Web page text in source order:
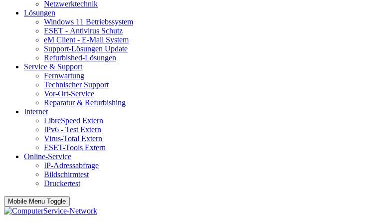
Netzwerktechnik
Lösungen
Windows 11 Betriebssystem
ESET - Antivirus Schutz
eM Client - E-Mail System
Support-Lösungen Update
Refurbished-Lösungen
Service & Support
Fernwartung
Technischer Support
Vor-Ort-Service
Reparatur & Refurbishing
Internet
LibreSpeed Extern
IPv6 - Test Extern
Virus-Total Extern
ESET-Tools Extern
Online-Service
IP-Adressabfrage
Bildschirmtest
Druckertest
Mobile Menu Toggle